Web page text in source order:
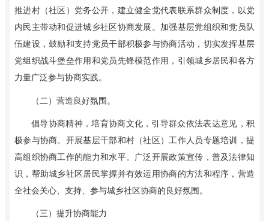
推进村（社区）党务公开，建立健全党代表联系群众制度，以党
内民主带动和促进城乡社区协商发展。加强基层党组织和党员队
伍建设，鼓励和支持党员干部积极参与协商活动，切实发挥基层
党组织战斗堡垒作用和党员先锋模范作用，引领城乡居民和各方
力量广泛参与协商实践。
（二）营造良好氛围。
倡导协商精神，培育协商文化，引导群众依法表达意见，积
极参与协商。开展基层干部和村（社区）工作人员专题培训，提
高组织协商工作的能力和水平。广泛开展政策宣传，普及法律知
识，帮助城乡社区居民掌握并有效运用协商的方法和程序，营造
全社会关心、支持、参与城乡社区协商的良好氛围。
（三）提升协商能力